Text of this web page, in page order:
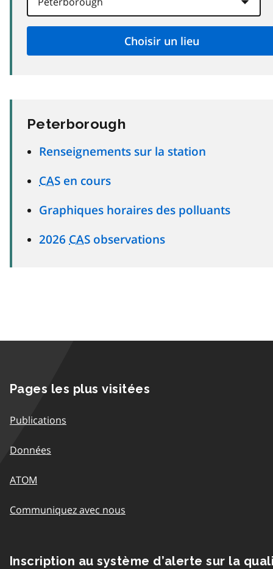
Peterborough
Renseignements sur la station
CAS en cours
Graphiques horaires des polluants
2026 CAS observations
Pages les plus visitées
Publications
Données
ATOM
Communiquez avec nous
Inscription au système d’alerte sur la